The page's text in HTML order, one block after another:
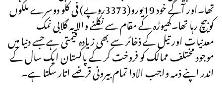
تھا۔اور آگے خود 19یورو(3373روپے) فی کلو دوسرے ملکوں
کو بیچ رہا تھا۔کھیوڑہ کے مقام سے نکلنے والا یہ گلابی نمک
معدنیات اور تیل کے ذخائر سے بھی زیادہ قیمتی ہے جسے دنیا میں
موجود مختلف ممالک کو فروخت کر کے پاکستان ایک سال کے
اندر اپنے ذمہ واجب الادا تمام بیرونی قرضے اتار سکتا ہے۔